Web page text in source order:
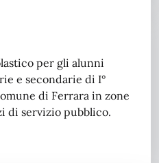
per gli alunni
e secondarie di I°
di Ferrara in zone
di servizio pubblico.